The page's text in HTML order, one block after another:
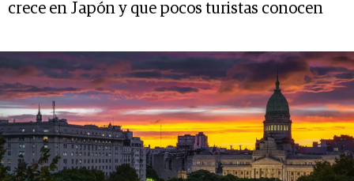
crece en Japón y que pocos turistas conocen